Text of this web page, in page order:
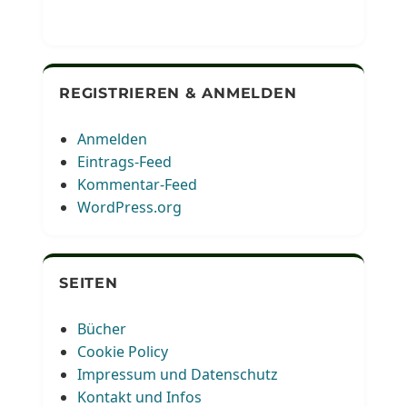
REGISTRIEREN & ANMELDEN
Anmelden
Eintrags-Feed
Kommentar-Feed
WordPress.org
SEITEN
Bücher
Cookie Policy
Impressum und Datenschutz
Kontakt und Infos